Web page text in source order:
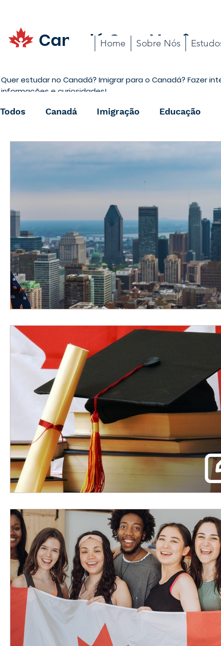
Canadá Com Você
Home Sobre Nós
Quer estudar no Canadá? Imigrar para o Canadá? Fazer
informações e curiosidades!
Todos
Canadá Imigração Educação
Carreira